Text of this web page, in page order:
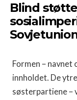
Blind
Formen – navnet
innholdet. De
søsterpartiene –